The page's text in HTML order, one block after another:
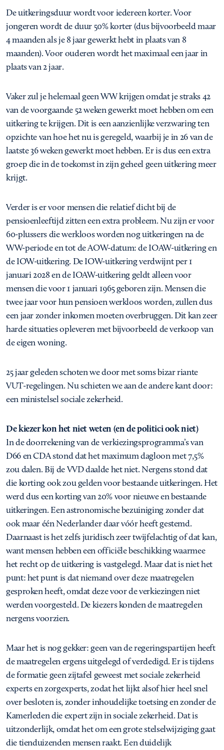
De uitkeringsduur wordt voor iedereen korter. Voor
jongeren wordt de duur 50% korter (dus bijvoorbeeld maar
4 maanden als je 8 jaar gewerkt hebt in plaats van 8
maanden). Voor ouderen wordt het maximaal een jaar in
plaats van 2 jaar.
Vaker zul je helemaal geen WW krijgen omdat je straks 42
van de voorgaande 52 weken gewerkt moet hebben om een
uitkering te krijgen. Dit is een aanzienlijke verzwaring ten
opzichte van hoe het nu is geregeld, waarbij je in 26 van de
laatste 36 weken gewerkt moet hebben. Er is dus een extra
groep die in de toekomst in zijn geheel geen uitkering meer
krijgt.
Verder is er voor mensen die relatief dicht bij de
pensioenleeftijd zitten een extra probleem. Nu zijn er voor
60-plussers die werkloos worden nog uitkeringen na de
WW-periode en tot de AOW-datum: de IOAW-uitkering en
de IOW-uitkering. De IOW-uitkering verdwijnt per 1
januari 2028 en de IOAW-uitkering geldt alleen voor
mensen die voor 1 januari 1965 geboren zijn. Mensen die
twee jaar voor hun pensioen werkloos worden, zullen dus
een jaar zonder inkomen moeten overbruggen. Dit kan zeer
harde situaties opleveren met bijvoorbeeld de verkoop van
de eigen woning.
25 jaar geleden schoten we door met soms bizar riante
VUT-regelingen. Nu schieten we aan de andere kant door:
een ministelsel sociale zekerheid.
De kiezer kon het niet weten (en de politici ook niet)
In de doorrekening van de verkiezingsprogramma’s van
D66 en CDA stond dat het maximum dagloon met 7,5%
zou dalen. Bij de VVD daalde het niet. Nergens stond dat
die korting ook zou gelden voor bestaande uitkeringen. Het
werd dus een korting van 20% voor nieuwe en bestaande
uitkeringen. Een astronomische bezuiniging zonder dat
ook maar één Nederlander daar vóór heeft gestemd.
Daarnaast is het zelfs juridisch zeer twijfelachtig of dat kan,
want mensen hebben een officiële beschikking waarmee
het recht op de uitkering is vastgelegd. Maar dat is niet het
punt: het punt is dat niemand over deze maatregelen
gesproken heeft, omdat deze voor de verkiezingen niet
werden voorgesteld. De kiezers konden de maatregelen
nergens voorzien.
Maar het is nog gekker: geen van de regeringspartijen heeft
de maatregelen ergens uitgelegd of verdedigd. Er is tijdens
de formatie geen zijtafel geweest met sociale zekerheid
experts en zorgexperts, zodat het lijkt alsof hier heel snel
over besloten is, zonder inhoudelijke toetsing en zonder de
Kamerleden die expert zijn in sociale zekerheid. Dat is
uitzonderlijk, omdat het om een grote stelselwijziging gaat
die tienduizenden mensen raakt. Een duidelijk